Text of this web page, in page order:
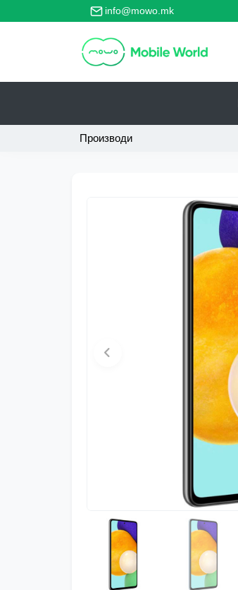
info@mowo.mk
место за безбедно тргување со телефони!
Производи